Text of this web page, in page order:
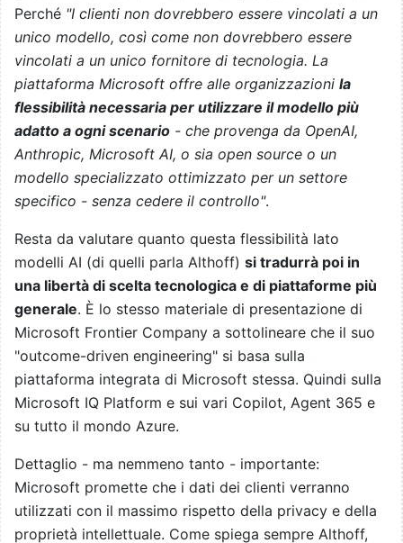
Perché "I clienti non dovrebbero essere vincolati a un
unico modello, così come non dovrebbero essere
vincolati a un unico fornitore di tecnologia. La
piattaforma Microsoft offre alle organizzazioni la
flessibilità necessaria per utilizzare il modello più
adatto a ogni scenario - che provenga da OpenAI,
Anthropic, Microsoft AI, o sia open source o un
modello specializzato ottimizzato per un settore
specifico - senza cedere il controllo".
Resta da valutare quanto questa flessibilità lato
modelli AI (di quelli parla Althoff) si tradurrà poi in
una libertà di scelta tecnologica e di piattaforme più
generale. È lo stesso materiale di presentazione di
Microsoft Frontier Company a sottolineare che il suo
"outcome-driven engineering" si basa sulla
piattaforma integrata di Microsoft stessa. Quindi sulla
Microsoft IQ Platform e sui vari Copilot, Agent 365 e
su tutto il mondo Azure.
Dettaglio - ma nemmeno tanto - importante:
Microsoft promette che i dati dei clienti verranno
utilizzati con il massimo rispetto della privacy e della
proprietà intellettuale. Come spiega sempre Althoff,